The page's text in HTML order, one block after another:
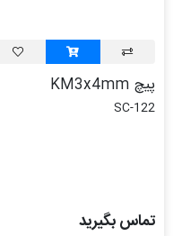
پیچ KM3x4mm
SC-122
تماس بگیرید